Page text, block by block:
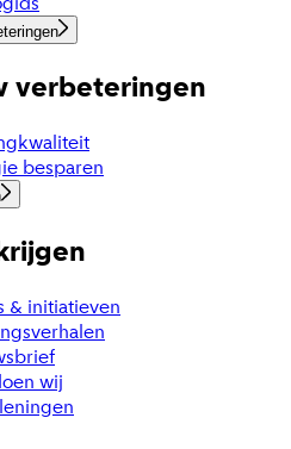
verbeteringen
besparen
& initiatieven
wij